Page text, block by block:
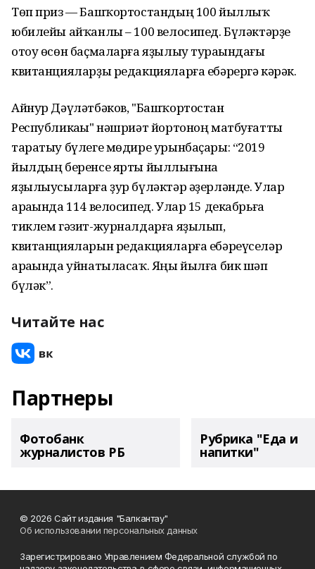
Төп приз — Башҡортостандың 100 йыллыҡ
юбилейы айҡанлы – 100 велосипед. Бүләктәрҙе
отоу өсөн баҫмаларға яҙылыу тураһындағы
квитанцияларҙы редакцияларға ебәрергә кәрәк.
Айнур Дәүләтбәков, "Башҡортостан
Республикаһы" нәшриәт йортоноң матбуғатты
таратыу бүлеге мөдире урынбаҫары: “2019
йылдың беренсе ярты йыллығына
яҙылыусыларға ҙур бүләктәр әҙерләнде. Улар
араһында 114 велосипед. Улар 15 декабрьға
тиклем гәзит-журналдарға яҙылып,
квитанцияларын редакцияларға ебәреүселәр
араһында уйнатыласаҡ. Яңы йылға бик шәп
бүләк”.
Читайте нас
Партнеры
Фотобанк
журналистов РБ
Рубрика "Еда и
напитки"
© 2026 Сайт издания "Балкантау"
Об использовании персональных данных
Зарегистрировано Управлением Федеральной службой по